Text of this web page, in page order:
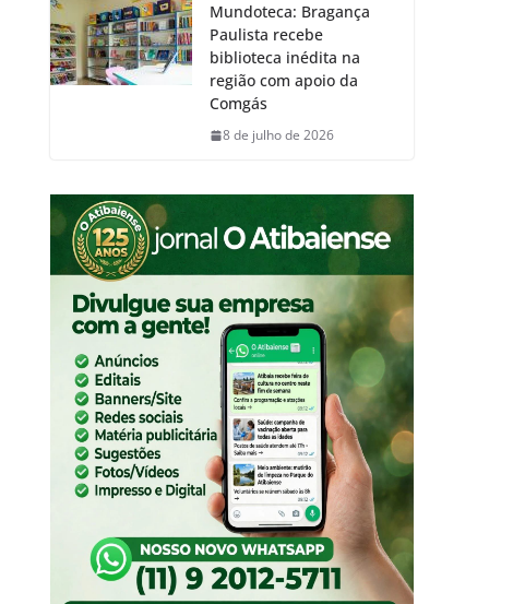
Mundoteca: Bragança
Paulista recebe
biblioteca inédita na
região com apoio da
Comgás
8 de julho de 2026